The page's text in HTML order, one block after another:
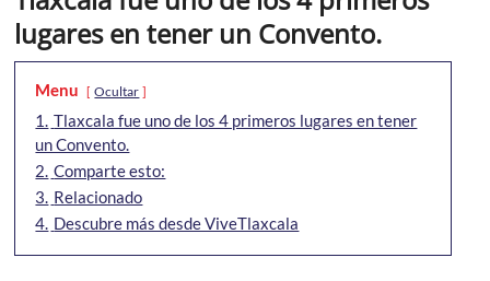
lugares en tener un Convento.
Menu Ocultar
1. Tlaxcala fue uno de los 4 primeros lugares en tener
un Convento.
2. Comparte esto:
3. Relacionado
4. Descubre más desde ViveTlaxcala